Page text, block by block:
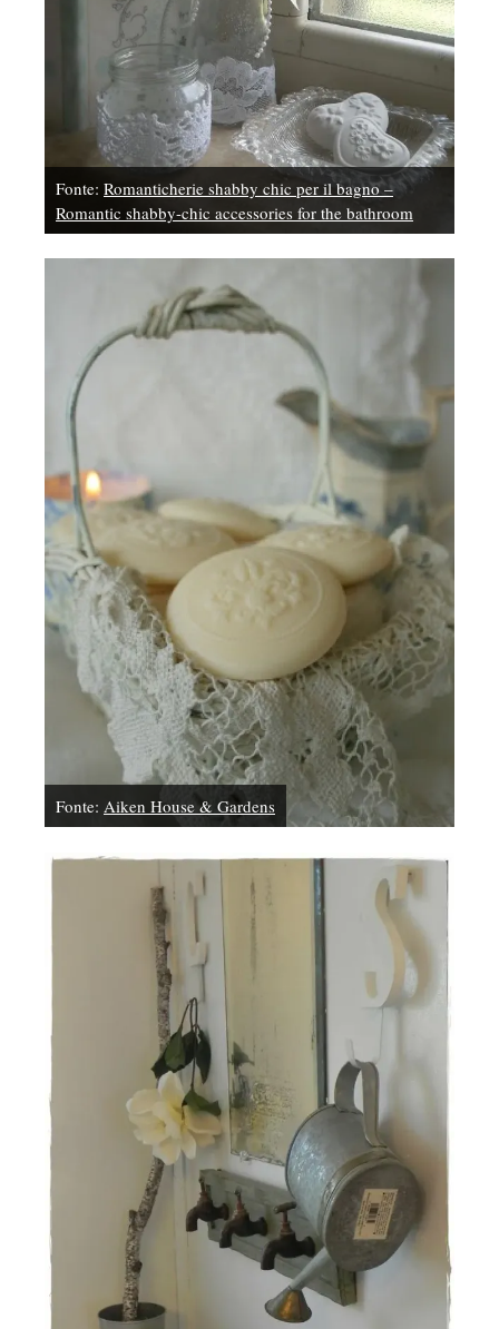
Fonte: Romanticherie shabby chic per il bagno –
Romantic shabby-chic accessories for the bathroom
Fonte: Aiken House & Gardens